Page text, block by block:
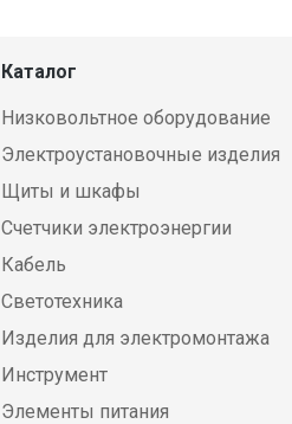
Каталог
Низковольтное оборудование
Электроустановочные изделия
Щиты и шкафы
Счетчики электроэнергии
Кабель
Светотехника
Изделия для электромонтажа
Инструмент
Элементы питания